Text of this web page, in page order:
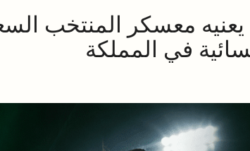
يعنيه معسكر المنتخب
في المملكة